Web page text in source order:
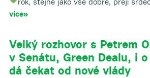
více»
Velký rozhovor s Petrem
v Senátu, Green Dealu, i
dá čekat od nové vlády